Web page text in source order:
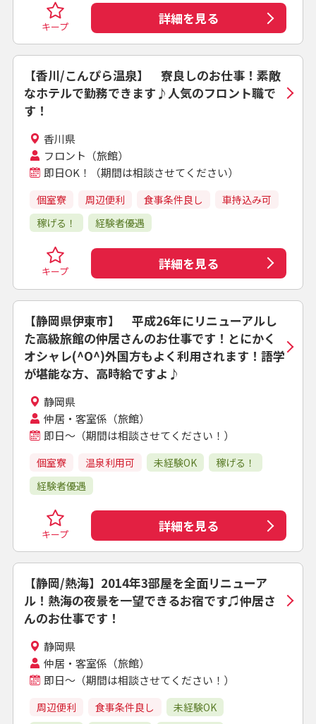
キープ 詳細を見る
【香川/こんぴら温泉】 寮良しのお仕事！素敵
なホテルで勤務できます♪人気のフロント職で
す！
香川県
フロント（旅館）
即日OK！（期間は相談させてください）
個室寮 周辺便利 食事条件良し
車持込み可
稼げる！
経験者優遇
キープ 詳細を見る
【静岡県伊東市】 平成26年にリニューアルし
た高級旅館の仲居さんのお仕事です！とにかく
オシャレ(^O^)外国方もよく利用されます！語学
が堪能な方、高時給ですよ♪
静岡県
仲居・客室係（旅館）
即日～（期間は相談させてください！）
個室寮 温泉利用可 未経験OK
稼げる！
経験者優遇
キープ 詳細を見る
【静岡/熱海】2014年3部屋を全面リニューア
ル！熱海の夜景を一望できるお宿です♫仲居さ
んのお仕事です！
静岡県
仲居・客室係（旅館）
即日～（期間は相談させてください！）
周辺便利 食事条件良し
未経験OK